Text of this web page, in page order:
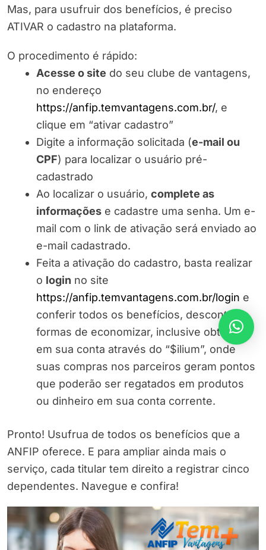
Mas, para usufruir dos benefícios, é preciso
ATIVAR o cadastro na plataforma.
O procedimento é rápido:
Acesse o site do seu clube de vantagens,
no endereço
https://anfip.temvantagens.com.br/, e
clique em “ativar cadastro”
Digite a informação solicitada (e-mail ou
CPF) para localizar o usuário pré-
cadastrado
Ao localizar o usuário, complete as
informações e cadastre uma senha. Um e-
mail com o link de ativação será enviado ao
e-mail cadastrado.
Feita a ativação do cadastro, basta realizar
o login no site
https://anfip.temvantagens.com.br/login e
conferir todos os benefícios, descontos e
formas de economizar, inclusive obter “$”
em sua conta através do “$ilium”, onde
suas compras nos parceiros geram pontos
que poderão ser regatados em produtos
ou dinheiro em sua conta corrente.
Pronto! Usufrua de todos os benefícios que a
ANFIP oferece. E para ampliar ainda mais o
serviço, cada titular tem direito a registrar cinco
dependentes. Navegue e confira!